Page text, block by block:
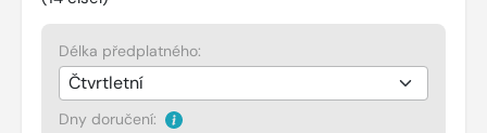
Délka předplatného:
Dny doručení: